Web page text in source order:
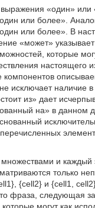
«один» или
или более».
или более». В
«может»
которые
настоящего
компонентов
исключает наличие
из» дает
на» в данном
и
только
{cell2} и {cell1,
фраза, следующая